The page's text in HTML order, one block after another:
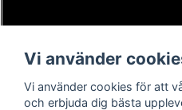
Köpvillkor
Kontakt
Youtube-videos
Vi använder
Vi använder cookies för att
och erbjuda dig bästa